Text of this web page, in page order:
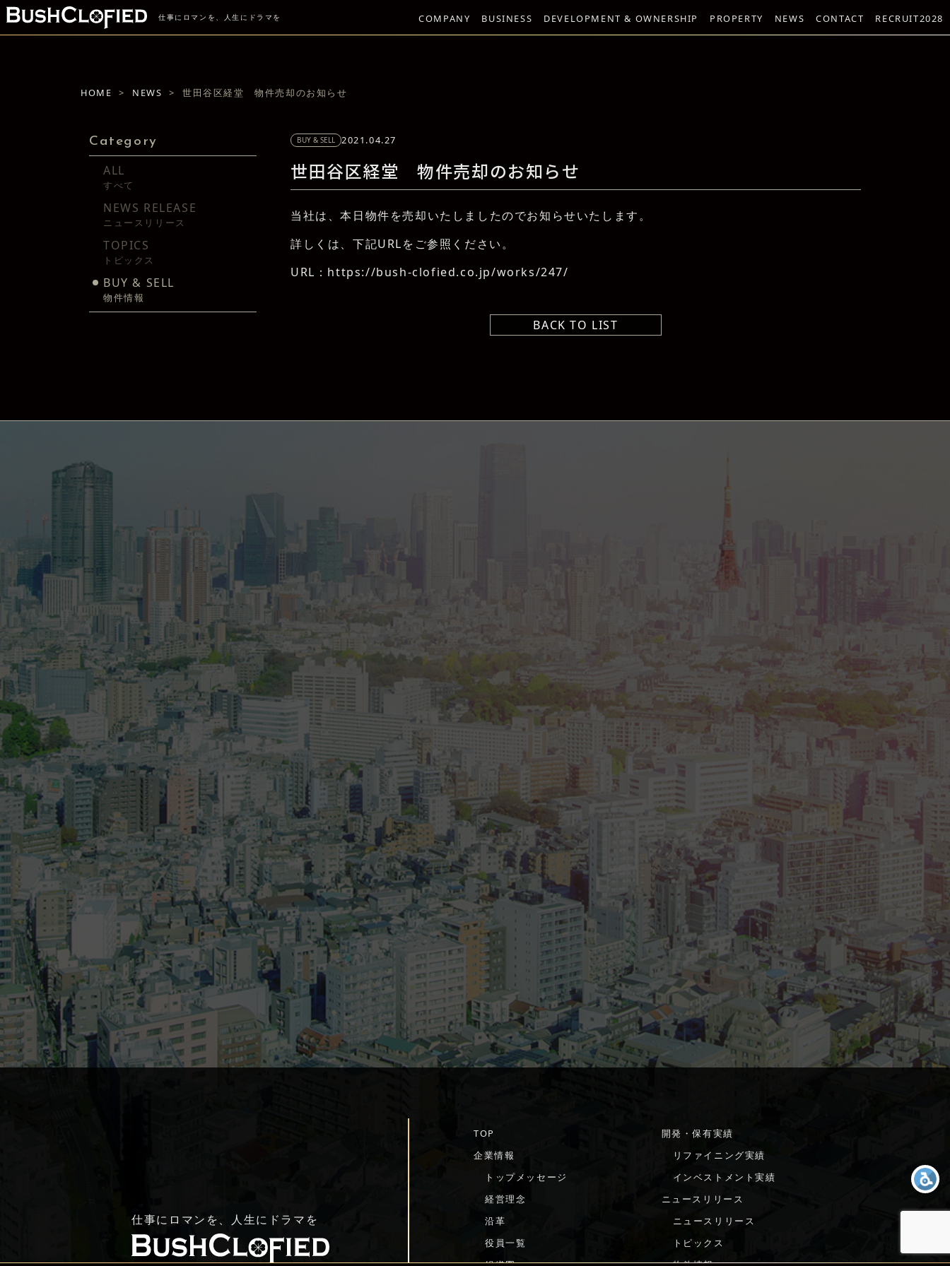
仕事にロマンを、人生にドラマを COMPANY BUSINESS DEVELOPMENT & OWNERSHIP PROPERTY NEWS CONTACT RECRUIT2028
HOME NEWS 世田谷区経堂 物件売却のお知らせ
Category
ALL
すべて
NEWS RELEASE
ニュースリリース
TOPICS
トピックス
BUY & SELL
物件情報
BUY & SELL 2021.04.27
世田谷区経堂 物件売却のお知らせ
当社は、本日物件を売却いたしましたのでお知らせいたします。
詳しくは、下記URLをご参照ください。
URL： https://bush-clofied.co.jp/works/247/
BACK TO LIST
仕事にロマンを、人生にドラマを
TOP
企業情報
トップメッセージ
経営理念
沿革
役員一覧
開発・保有実績
リファイニング実績
インベストメント実績
ニュースリリース
ニュースリリース
トピックス